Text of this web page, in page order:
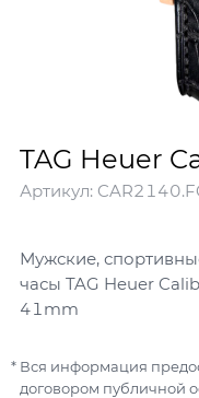
TAG Heuer
Артикул:
Мужские,
часы TAG Heuer
41mm
Вся информация
договором публичной